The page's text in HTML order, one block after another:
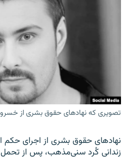
تصویری که نهادهای حقوق بشری از خسرو
نهادهای حقوق بشری از اجرای حکم